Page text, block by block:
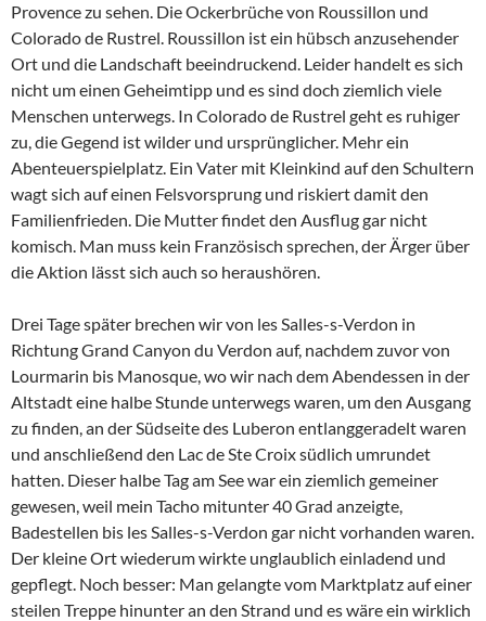
Provence zu sehen. Die Ockerbrüche von Roussillon und
Colorado de Rustrel. Roussillon ist ein hübsch anzusehender
Ort und die Landschaft beeindruckend. Leider handelt es sich
nicht um einen Geheimtipp und es sind doch ziemlich viele
Menschen unterwegs. In Colorado de Rustrel geht es ruhiger
zu, die Gegend ist wilder und ursprünglicher. Mehr ein
Abenteuerspielplatz. Ein Vater mit Kleinkind auf den Schultern
wagt sich auf einen Felsvorsprung und riskiert damit den
Familienfrieden. Die Mutter findet den Ausflug gar nicht
komisch. Man muss kein Französisch sprechen, der Ärger über
die Aktion lässt sich auch so heraushören.
Drei Tage später brechen wir von les Salles-s-Verdon in
Richtung Grand Canyon du Verdon auf, nachdem zuvor von
Lourmarin bis Manosque, wo wir nach dem Abendessen in der
Altstadt eine halbe Stunde unterwegs waren, um den Ausgang
zu finden, an der Südseite des Luberon entlanggeradelt waren
und anschließend den Lac de Ste Croix südlich umrundet
hatten. Dieser halbe Tag am See war ein ziemlich gemeiner
gewesen, weil mein Tacho mitunter 40 Grad anzeigte,
Badestellen bis les Salles-s-Verdon gar nicht vorhanden waren.
Der kleine Ort wiederum wirkte unglaublich einladend und
gepflegt. Noch besser: Man gelangte vom Marktplatz auf einer
steilen Treppe hinunter an den Strand und es wäre ein wirklich